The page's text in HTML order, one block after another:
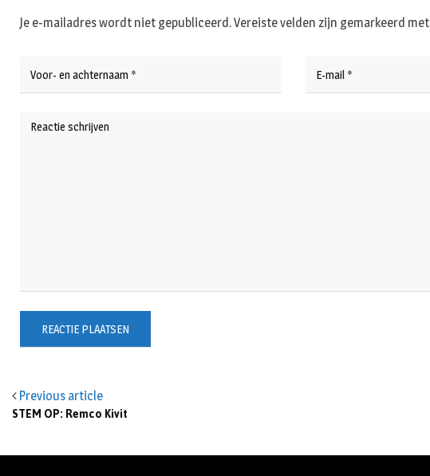
Previous article
STEM OP: Remco Kivit
Je e-mailadres wordt niet gepubliceerd.Vereiste velden zijn gemarkeerd met